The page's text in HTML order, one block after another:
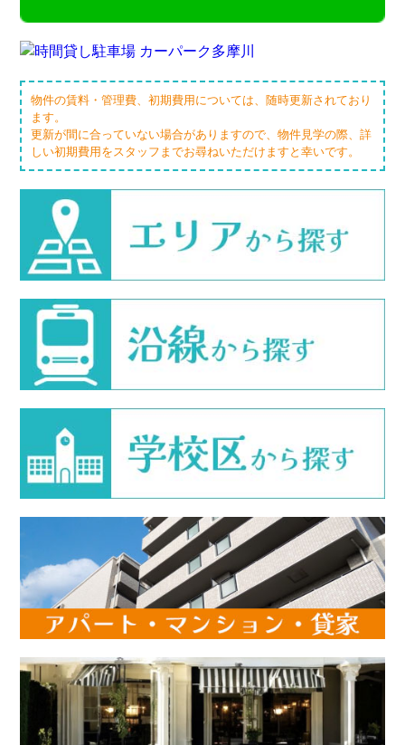
物件の賃料・管理費、初期費用については、随時更新されており
ます。
更新が間に合っていない場合がありますので、物件見学の際、詳
しい初期費用をスタッフまでお尋ねいただけますと幸いです。